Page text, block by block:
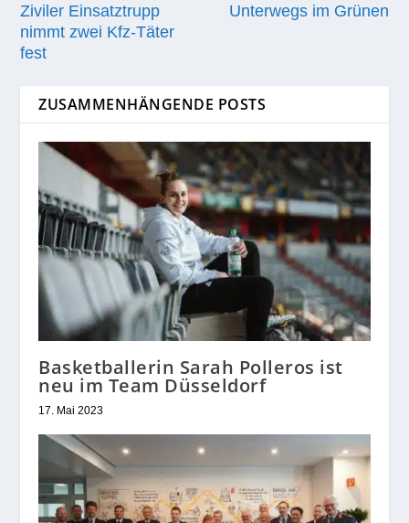
Ziviler Einsatztrupp
nimmt zwei Kfz-Täter
fest
Unterwegs im Grünen
ZUSAMMENHÄNGENDE POSTS
Basketballerin Sarah Polleros ist
neu im Team Düsseldorf
17. Mai 2023